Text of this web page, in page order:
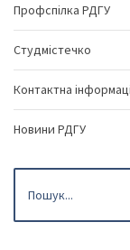
Профспілка РДГУ
Студмістечко
Контактна
Новини РДГУ